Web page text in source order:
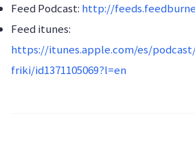
Feed Podcast: http://
Feed itunes:
https://itunes.apple.com/es/
friki/id1371105069?l=en